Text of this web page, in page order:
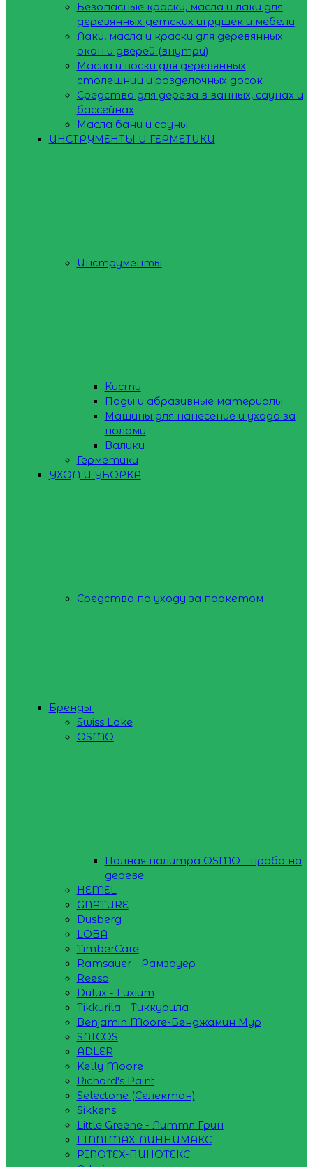
Безопасные краски, масла и лаки для
деревянных детских игрушек и мебели
Лаки, масла и краски для деревянных
окон и дверей (внутри)
Масла и воски для деревянных
столешниц и разделочных досок
Средства для дерева в ванных, саунах и
бассейнах
Масла бани и сауны
ИНСТРУМЕНТЫ И ГЕРМЕТИКИ
Инструменты
Кисти
Пады и абразивные материалы
Машины для нанесение и ухода за
полами
Валики
Герметики
УХОД И УБОРКА
Средства по уходу за паркетом
Бренды
Swiss Lake
OSMO
Полная палитра OSMO - проба на
дереве
HEMEL
GNATURE
Dusberg
LOBA
TimberCare
Ramsauer - Рамзауер
Reesa
Dulux - Luxium
Tikkurila - Тиккурила
Benjamin Moore-Бенджамин Мур
SAICOS
ADLER
Kelly Moore
Richard's Paint
Selectone (Селектон)
Sikkens
Little Greene - Литтл Грин
LINNIMAX-ЛИННИМАКС
PINOTEX-ПИНОТЕКС